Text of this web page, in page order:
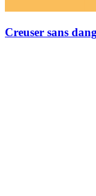
Creuser sans